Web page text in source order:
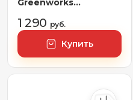
Greenworks
АКБ)
1 290 руб.
Купить